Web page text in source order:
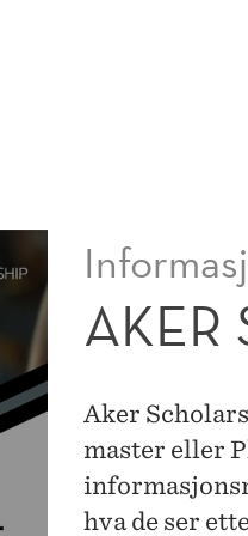
AKER
Aker
master eller
hva de ser